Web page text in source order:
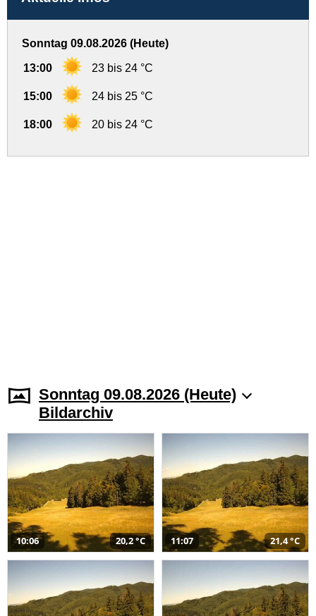
Sonntag 09.08.2026 (Heute)
13:00 23 bis 24 °C
15:00 24 bis 25 °C
18:00 20 bis 24 °C
Sonntag 09.08.2026 (Heute)
Bildarchiv
10:06 20,2 °C 11:07 21,4 °C